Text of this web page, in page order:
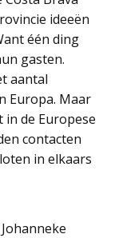
ideeën
één ding
gasten.
aantal
Europa. Maar
in de Europese
contacten
in elkaars